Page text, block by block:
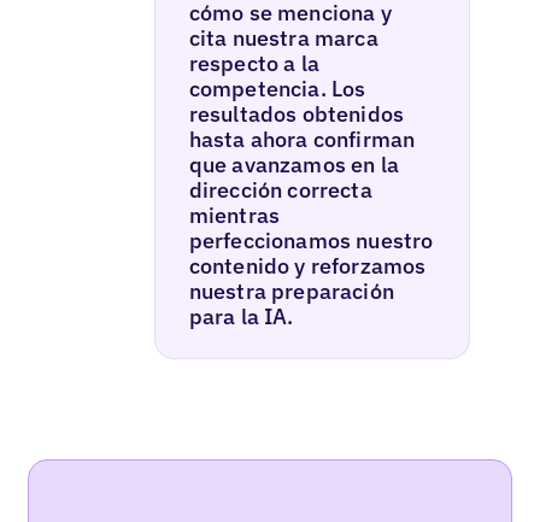
cómo se menciona y
cita nuestra marca
respecto a la
competencia. Los
resultados obtenidos
hasta ahora confirman
que avanzamos en la
dirección correcta
mientras
perfeccionamos nuestro
contenido y reforzamos
nuestra preparación
para la IA.